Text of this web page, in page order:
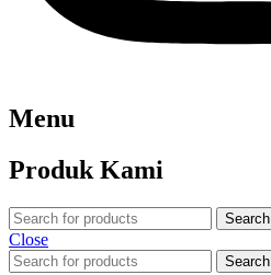
Menu
Produk Kami
Search
Close
Search